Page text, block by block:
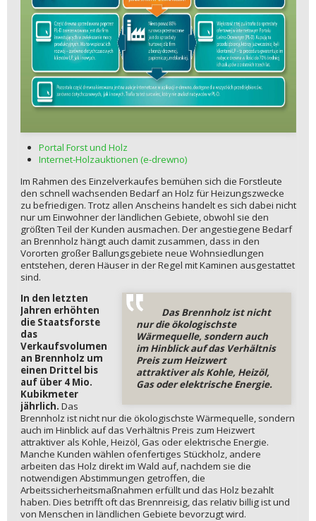
Portal Forst und Holz
Internet-Holzauktionen (e-drewno)
Im Rahmen des Einzelverkaufes bemühen sich die Forstleute
den schnell wachsenden Bedarf an Holz für Heizungszwecke
zu befriedigen. Trotz allen Anscheins handelt es sich dabei nicht
nur um Einwohner der ländlichen Gebiete, obwohl sie den
größten Teil der Kunden ausmachen. Der angestiegene Bedarf
an Brennholz hängt auch damit zusammen, dass in den
Vororten großer Ballungsgebiete neue Wohnsiedlungen
entstehen, deren Häuser in der Regel mit Kaminen ausgestattet
sind.
Das Brennholz ist nicht
nur die ökologischste
Wärmequelle, sondern auch
im Hinblick auf das Verhältnis
Preis zum Heizwert
attraktiver als Kohle, Heizöl,
Gas oder elektrische Energie.
In den letzten
Jahren erhöhten
die Staatsforste
das
Verkaufsvolumen
an Brennholz um
einen Drittel bis
auf über 4 Mio.
Kubikmeter
jährlich. Das
Brennholz ist nicht nur die ökologischste Wärmequelle, sondern
auch im Hinblick auf das Verhältnis Preis zum Heizwert
attraktiver als Kohle, Heizöl, Gas oder elektrische Energie.
Manche Kunden wählen ofenfertiges Stückholz, andere
arbeiten das Holz direkt im Wald auf, nachdem sie die
notwendigen Abstimmungen getroffen, die
Arbeitssicherheitsmaßnahmen erfüllt und das Holz bezahlt
haben. Dies betrifft oft das Brennreisig, das relativ billig ist und
von Menschen in ländlichen Gebiete bevorzugt wird.